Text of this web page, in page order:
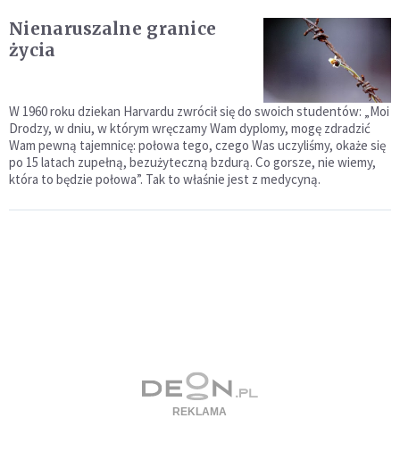
Nienaruszalne granice
życia
W 1960 roku dziekan Harvardu zwrócił się do swoich studentów: „Moi
Drodzy, w dniu, w którym wręczamy Wam dyplomy, mogę zdradzić
Wam pewną tajemnicę: połowa tego, czego Was uczyliśmy, okaże się
po 15 latach zupełną, bezużyteczną bzdurą. Co gorsze, nie wiemy,
która to będzie połowa”. Tak to właśnie jest z medycyną.